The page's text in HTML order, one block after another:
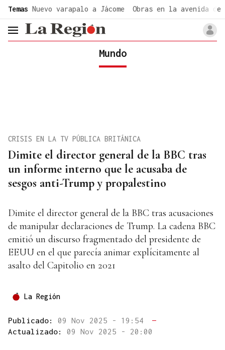
Temas Nuevo varapalo a Jácome Obras en la avenida de
header.menu.open
Mundo
Dimite el director general de la BBC tras
un informe interno que le acusaba de
sesgos anti-Trump y propalestino
CRISIS EN LA TV PÚBLICA BRITÁNICA
Dimite el director general de la BBC tras acusaciones
de manipular declaraciones de Trump. La cadena BBC
emitió un discurso fragmentado del presidente de
EEUU en el que parecía animar explícitamente al
asalto del Capitolio en 2021
La Región
Publicado: 09 Nov 2025 - 19:54
—
Actualizado: 09 Nov 2025 - 20:00